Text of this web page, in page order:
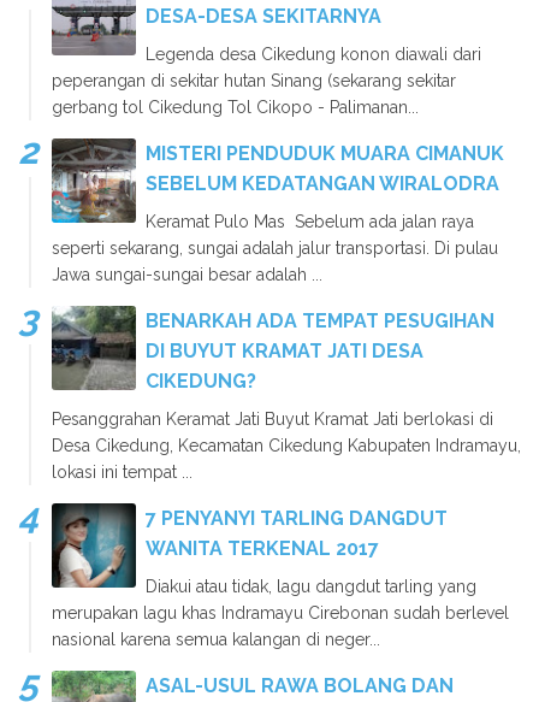
DESA-DESA SEKITARNYA
Legenda desa Cikedung konon diawali dari
peperangan di sekitar hutan Sinang (sekarang sekitar
gerbang tol Cikedung Tol Cikopo - Palimanan...
MISTERI PENDUDUK MUARA CIMANUK
SEBELUM KEDATANGAN WIRALODRA
Keramat Pulo Mas Sebelum ada jalan raya
seperti sekarang, sungai adalah jalur transportasi. Di pulau
Jawa sungai-sungai besar adalah ...
BENARKAH ADA TEMPAT PESUGIHAN
DI BUYUT KRAMAT JATI DESA
CIKEDUNG?
Pesanggrahan Keramat Jati Buyut Kramat Jati berlokasi di
Desa Cikedung, Kecamatan Cikedung Kabupaten Indramayu,
lokasi ini tempat ...
7 PENYANYI TARLING DANGDUT
WANITA TERKENAL 2017
Diakui atau tidak, lagu dangdut tarling yang
merupakan lagu khas Indramayu Cirebonan sudah berlevel
nasional karena semua kalangan di neger...
ASAL-USUL RAWA BOLANG DAN